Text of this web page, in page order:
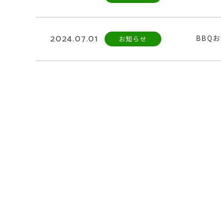
2024.07.01 お知らせ BBQお